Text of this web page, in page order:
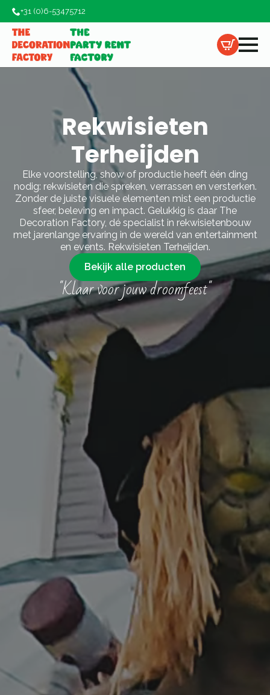
+31 (0)6-53475712
Rekwisieten
Terheijden
Elke voorstelling, show of productie heeft één ding
nodig: rekwisieten die spreken, verrassen en versterken.
Zonder de juiste visuele elementen mist een productie
sfeer, beleving en impact. Gelukkig is daar The
Decoration Factory, dé specialist in rekwisietenbouw
met jarenlange ervaring in de wereld van entertainment
en events. Rekwisieten Terheijden.
Bekijk alle producten
"Klaar voor jouw droomfeest"